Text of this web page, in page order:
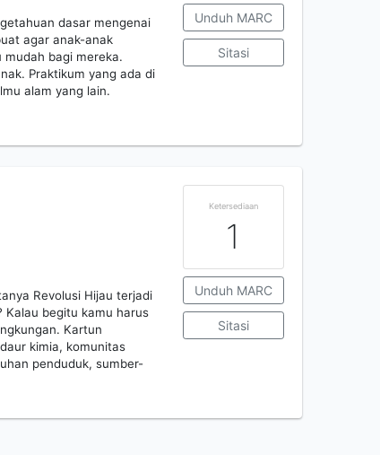
dasar mengenai
agar anak-anak
bagi mereka.
Praktikum yang ada di
alam yang lain.
Unduh MARC
Sitasi
Revolusi Hijau terjadi
Kalau begitu kamu harus
Kartun
kimia, komunitas
penduduk, sumber-
Ketersediaan
1
Unduh MARC
Sitasi